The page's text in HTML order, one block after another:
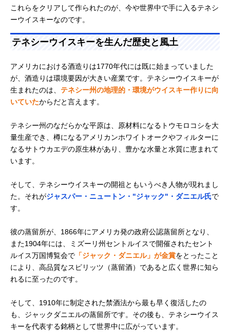
これらをクリアして作られたのが、今や世界中で手に入るテネシ
ーウイスキーなのです。
テネシーウイスキーを生んだ歴史と風土
アメリカにおける酒造りは1770年代には既に始まっていました
が、酒造りは環境要因が大きい産業です。テネシーウイスキーが
生まれたのは、 テネシー州の地理的・環境がウイスキー作りに向
いていたからだと言えます。
テネシー州のなだらかな平原は、原材料になるトウモロコシを大
量生産でき、樽になるアメリカンホワイトオークやフィルターに
なるサトウカエデの原生林があり、豊かな水量と水質に恵まれて
います。
そして、テネシーウイスキーの開祖ともいうべき人物が現れまし
た。それがジャスパー・ニュートン・"ジャック"・ダニエル氏で
す。
彼の蒸留所が、1866年にアメリカ発の政府公認蒸留所となり、
また1904年には、ミズーリ州セントルイスで開催されたセント
ルイス万国博覧会で 「ジャック・ダニエル」が金賞をとったこと
により、高品質なスピリッツ（蒸留酒）であると広く世界に知ら
れるに至ったのです。
そして、1910年に制定された禁酒法から最も早く復活したの
も、ジャックダニエルの蒸留所です。その後も、テネシーウイス
キーを代表する銘柄として世界中に広がっています。